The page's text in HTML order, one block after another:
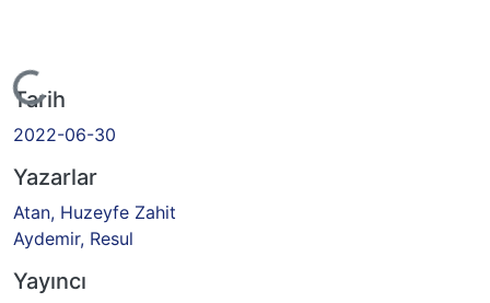
Yükleniyor...
Tarih
2022-06-30
Yazarlar
Atan, Huzeyfe Zahit
Aydemir, Resul
Yayıncı